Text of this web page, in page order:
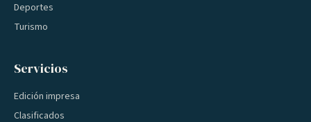
Deportes
Turismo
Servicios
Edición impresa
Clasificados